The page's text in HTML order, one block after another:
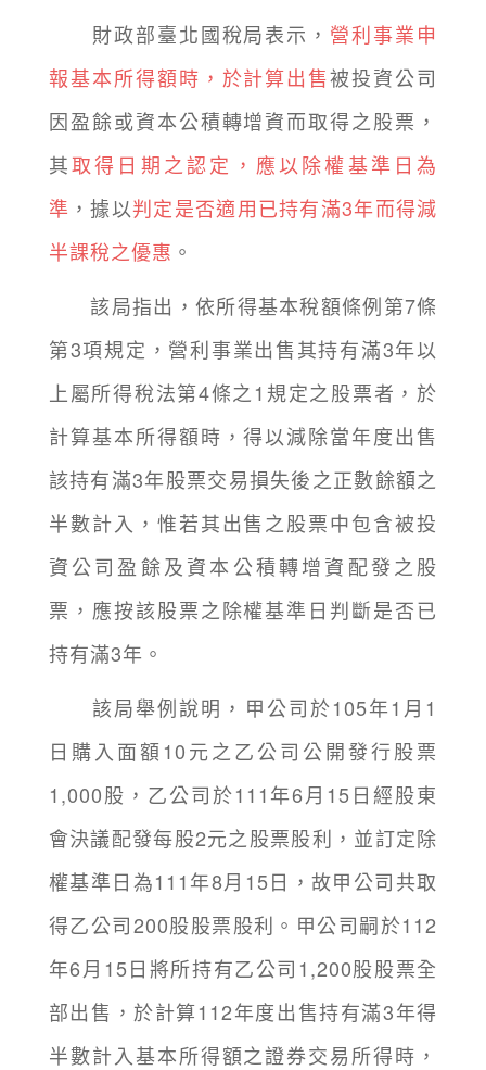
財政部臺北國稅局表示， 營利事業申
報基本所得額時，於計算出售被投資公司
因盈餘或資本公積轉增資而取得之股票，
其取得日期之認定，應以除權基準日為
準 ，據以判定是否適用已持有滿3年而得減
半課稅之優惠 。
該局指出，依所得基本稅額條例第7條
第3項規定，營利事業出售其持有滿3年以
上屬所得稅法第4條之1規定之股票者，於
計算基本所得額時，得以減除當年度出售
該持有滿3年股票交易損失後之正數餘額之
半數計入，惟若其出售之股票中包含被投
資公司盈餘及資本公積轉增資配發之股
票，應按該股票之除權基準日判斷是否已
持有滿3年。
該局舉例說明，甲公司於105年1月1
日購入面額10元之乙公司公開發行股票
1,000股，乙公司於111年6月15日經股東
會決議配發每股2元之股票股利，並訂定除
權基準日為111年8月15日，故甲公司共取
得乙公司200股股票股利。甲公司嗣於112
年6月15日將所持有乙公司1,200股股票全
部出售，於計算112年度出售持有滿3年得
半數計入基本所得額之證券交易所得時，